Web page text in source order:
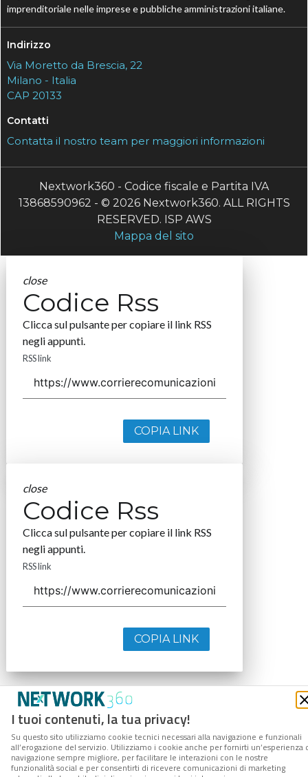
I tuoi contenuti, la tua privacy!
Su questo sito utilizziamo cookie tecnici necessari alla navigazione e funzionali
all’erogazione del servizio. Utilizziamo i cookie anche per fornirti un’esperienza
navigazione sempre migliore, per facilitare le interazioni con le nostre
funzionalità social e per consentirti di ricevere comunicazioni di marketing
imprenditoriale nelle imprese e pubbliche amministrazioni italiane.
Indirizzo
Via Moretto da Brescia, 22
Milano - Italia
CAP 20133
Contatti
Contatta il nostro team per maggiori informazioni
Nextwork360 - Codice fiscale e Partita IVA
13868590962 - © 2026 Nextwork360. ALL RIGHTS
RESERVED. ISP AWS
Mappa del sito
close
Codice Rss
Clicca sul pulsante per copiare il link RSS
negli appunti.
RSS link
COPIA LINK
close
Codice Rss
Clicca sul pulsante per copiare il link RSS
negli appunti.
RSS link
COPIA LINK